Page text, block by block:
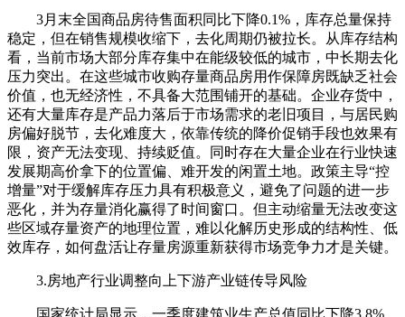
3月末全国商品房待售面积同比下降0.1%，库存总量保持
稳定，但在销售规模收缩下，去化周期仍被拉长。从库存结构
看，当前市场大部分库存集中在能级较低的城市，中长期去化
压力突出。在这些城市收购存量商品房用作保障房既缺乏社会
价值，也无经济性，不具备大范围铺开的基础。企业存货中，
还有大量库存是产品力落后于市场需求的老旧项目，与居民购
房偏好脱节，去化难度大，依靠传统的降价促销手段也效果有
限，资产无法变现、持续贬值。同时存在大量企业在行业快速
发展期高价拿下的位置偏、难开发的闲置土地。政策主导“控
增量”对于缓解库存压力具有积极意义，避免了问题的进一步
恶化，并为存量消化赢得了时间窗口。但主动缩量无法改变这
些区域存量资产的地理位置，难以化解历史形成的结构性、低
效库存，如何盘活让存量房源重新获得市场竞争力才是关键。
3.房地产行业调整向上下游产业链传导风险
国家统计局显示，一季度建筑业生产总值同比下降3.8%